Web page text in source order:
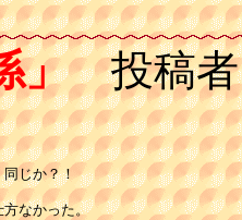
」投稿者
じか？！
方なかった。